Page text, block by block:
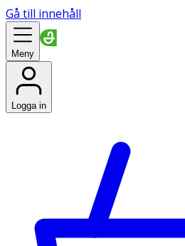
Gå till innehåll
Meny
Logga in